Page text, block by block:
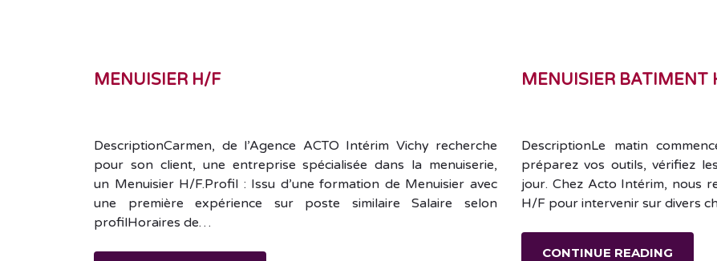
MENUISIER H/F
DescriptionCarmen, de l’Agence ACTO Intérim Vichy recherche
pour son client, une entreprise spécialisée dans la menuiserie,
un Menuisier H/F.Profil : Issu d’une formation de Menuisier avec
une première expérience sur poste similaire Salaire selon
profilHoraires de…
MENUISIER BATIMENT
DescriptionLe matin
préparez vos outils, vérifiez
jour. Chez Acto Intérim, nous
H/F pour intervenir sur divers
CONTINUE READING